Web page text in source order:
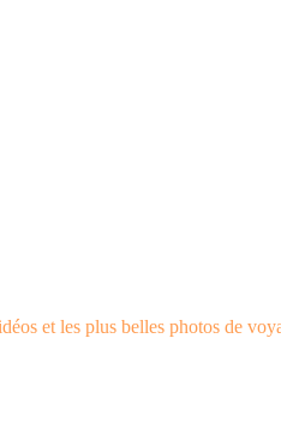
et les plus belles photos de